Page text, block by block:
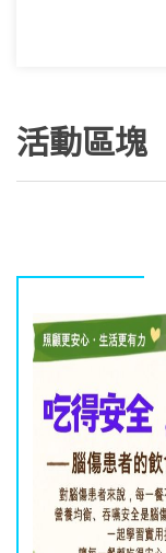
活動區塊